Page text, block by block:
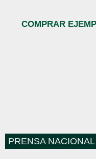
COMPRAR
PRENSA NACIONAL